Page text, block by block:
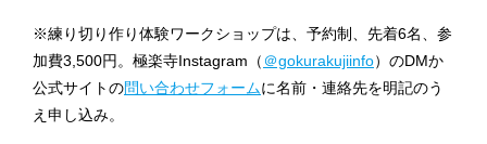
※練り切り作り体験ワークショップは、予約制、先着6名、参
加費3,500円。極楽寺Instagram（＠gokurakujiinfo）のDMか
公式サイトの問い合わせフォームに名前・連絡先を明記のう
え申し込み。